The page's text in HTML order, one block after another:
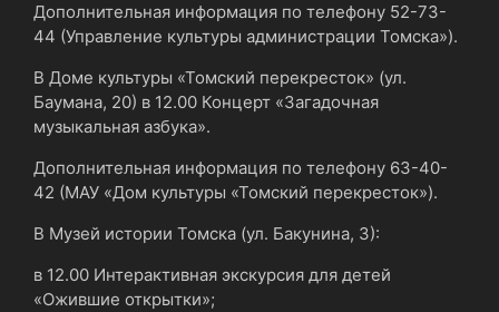
Дополнительная информация по телефону 52-73-
44 (Управление культуры администрации Томска»).
В Доме культуры «Томский перекресток» (ул.
Баумана, 20) в 12.00 Концерт «Загадочная
музыкальная азбука».
Дополнительная информация по телефону 63-40-
42 (МАУ «Дом культуры «Томский перекресток»).
В Музей истории Томска (ул. Бакунина, 3):
в 12.00 Интерактивная экскурсия для детей
«Ожившие открытки»;